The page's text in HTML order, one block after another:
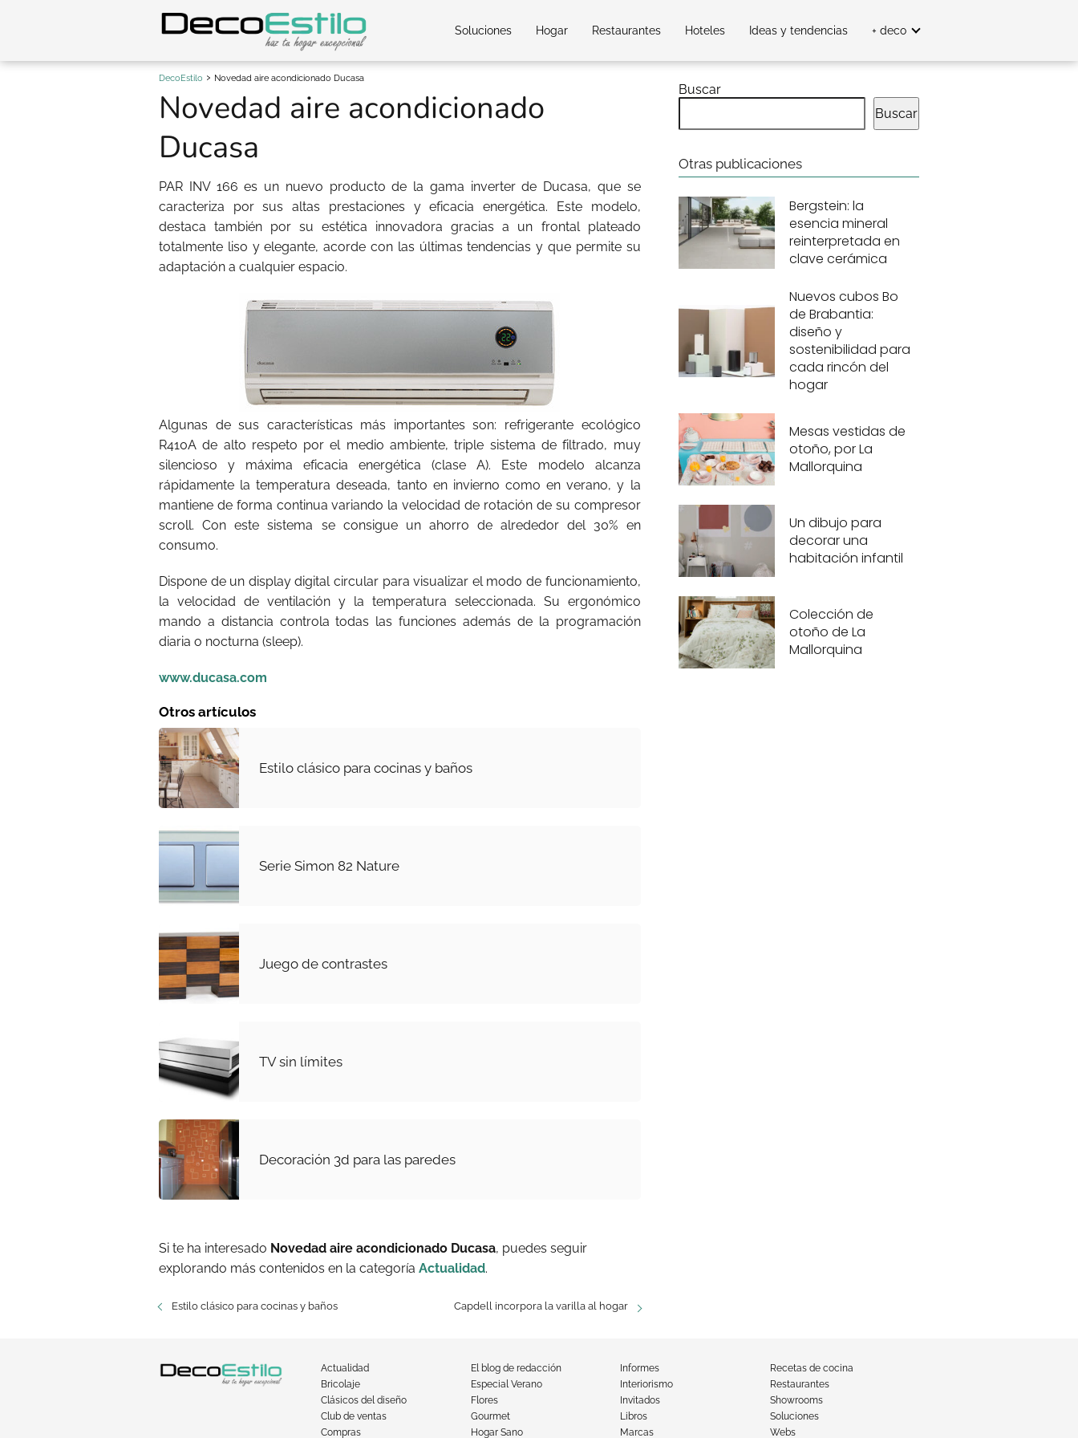
Soluciones Hogar Restaurantes Hoteles Ideas y tendencias + deco
DecoEstilo Novedad aire acondicionado Ducasa
Novedad aire acondicionado
Ducasa
PAR INV 166 es un nuevo producto de la gama inverter de Ducasa, que se
caracteriza por sus altas prestaciones y eficacia energética. Este modelo,
destaca también por su estética innovadora gracias a un frontal plateado
totalmente liso y elegante, acorde con las últimas tendencias y que permite su
adaptación a cualquier espacio.
Algunas de sus características más importantes son: refrigerante ecológico
R410A de alto respeto por el medio ambiente, triple sistema de filtrado, muy
silencioso y máxima eficacia energética (clase A). Este modelo alcanza
rápidamente la temperatura deseada, tanto en invierno como en verano, y la
mantiene de forma continua variando la velocidad de rotación de su compresor
scroll. Con este sistema se consigue un ahorro de alrededor del 30% en
consumo.
Dispone de un display digital circular para visualizar el modo de funcionamiento,
la velocidad de ventilación y la temperatura seleccionada. Su ergonómico
mando a distancia controla todas las funciones además de la programación
diaria o nocturna (sleep).
www.ducasa.com
Otros artículos
Estilo clásico para cocinas y baños
Serie Simon 82 Nature
Juego de contrastes
TV sin límites
Decoración 3d para las paredes
Si te ha interesado Novedad aire acondicionado Ducasa, puedes seguir
explorando más contenidos en la categoría Actualidad.
Estilo clásico para cocinas y baños Capdell incorpora la varilla al hogar
Buscar
Buscar
Otras publicaciones
Bergstein: la
esencia mineral
reinterpretada en
clave cerámica
Nuevos cubos Bo
de Brabantia:
diseño y
sostenibilidad para
cada rincón del
hogar
Mesas vestidas de
otoño, por La
Mallorquina
Un dibujo para
decorar una
habitación infantil
Colección de
otoño de La
Mallorquina
Actualidad
Bricolaje
Clásicos del diseño
Club de ventas
Compras
El blog de redacción
Especial Verano
Flores
Gourmet
Hogar Sano
Informes
Interiorismo
Invitados
Libros
Marcas
Recetas de cocina
Restaurantes
Showrooms
Soluciones
Webs